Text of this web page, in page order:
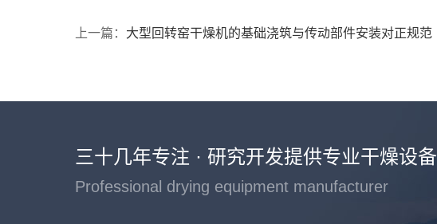
上一篇： 大型回转窑干燥机的基础浇筑与传动部件安装对正规范
三十几年专注 · 研究开发提供专业干燥设备
Professional drying equipment manufacturer